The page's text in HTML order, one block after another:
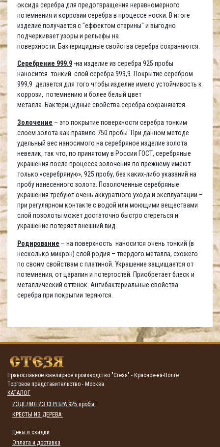
оксида серебра для предотвращения неравномерного
потемнения и коррозии серебра в процессе носки. В итоге
изделие получается с "еффектом старины" и выгодно
подчеркивает узоры и рельефы на
поверхности. Бактерицидные свойства серебра сохраняются.
Серебрение 999.9 -на изделие из серебра 925 пробы
наносится тонкий слой серебра 999,9. Покрытие серебром
999,9 делается для того чтобы изделие имело устойчивость к
коррози, потемнению и более белый цвет
металла. Бактерицидные свойства серебра сохраняются.
Золочение – это покрытие поверхности серебра тонким
слоем золота как правило 750 пробы. При данном методе
удельный вес наносимого на серебряное изделие золота
невелик, так что, по принятому в России ГОСТ, серебряные
украшения после процесса золочения по прежнему имеют
только «серебряную», 925 пробу, без каких-либо указаний на
пробу нанесенного золота. Позолоченные серебряные
украшения требуют очень аккуратного ухода и эксплуатации –
при регулярном контакте с водой или моющими веществами
слой позолоты может достаточно быстро стереться и
украшение потеряет внешний вид.
Родирование – на поверхность наносится очень тонкий (в
несколько микрон) слой родия – твердого металла, схожего
по своим свойствам с платиной. Украшение защищается от
потемнения, от царапин и потертостей. Приобретает блеск и
металлический оттенок. Антибактериальные свойства
серебра при покрытии теряются.
Православное ювелирное производство "Стезя" - Красное-на-Волге
Торговое представительство - Москва
КАТАЛОГ
ИЗДЕЛИЯ ИЗ СЕРЕБРА 925 пробы:
КРЕСТЫ ИЗ ДЕРЕВА:
Цены и скидки
Оплата и доставка